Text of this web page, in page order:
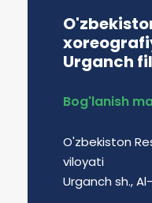
Urganch
Bog'lanish
O'zbekiston
viloyati
Urganch sh.,